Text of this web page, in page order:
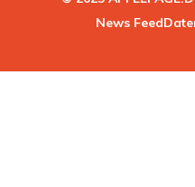
News Feed